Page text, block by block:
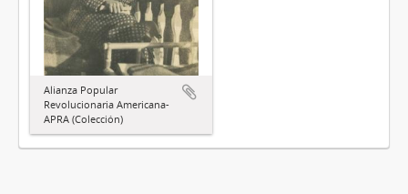
Alianza Popular
Revolucionaria Americana-
APRA (Colección)